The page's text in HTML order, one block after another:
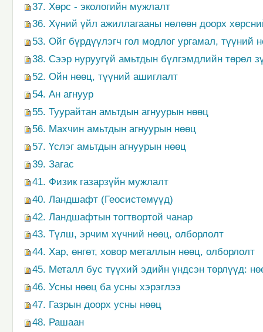
37. Хөрс - экологийн мужлалт
36. Хүний үйл ажиллагааны нөлөөн доорх
53. Ойг бүрдүүлэгч гол модлог ургамал, түүний
38. Сээр нуруугүй амьтдын бүлгэмдлийн төрөл
52. Ойн нөөц, түүний ашиглалт
54. Ан агнуур
55. Туурайтан амьтдын агнуурын нөөц
56. Махчин амьтдын агнуурын нөөц
57. Үслэг амьтдын агнуурын нөөц
39. Загас
41. Физик газарзүйн мужлалт
40. Ландшафт (Геосистемүүд)
42. Ландшафтын тогтвортой чанар
43. Түлш, эрчим хүчний нөөц, олборлолт
44. Хар, өнгөт, ховор металлын нөөц, олборлолт
45. Металл бус түүхий эдийн үндсэн төрлүүд:
46. Усны нөөц ба усны хэрэглээ
47. Газрын доорх усны нөөц
48. Рашаан